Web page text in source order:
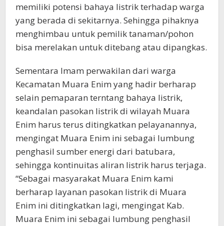
memiliki potensi bahaya listrik terhadap warga
yang berada di sekitarnya. Sehingga pihaknya
menghimbau untuk pemilik tanaman/pohon
bisa merelakan untuk ditebang atau dipangkas.
Sementara Imam perwakilan dari warga
Kecamatan Muara Enim yang hadir berharap
selain pemaparan terntang bahaya listrik,
keandalan pasokan listrik di wilayah Muara
Enim harus terus ditingkatkan pelayanannya,
mengingat Muara Enim ini sebagai lumbung
penghasil sumber energi dari batubara,
sehingga kontinuitas aliran listrik harus terjaga.
“Sebagai masyarakat Muara Enim kami
berharap layanan pasokan listrik di Muara
Enim ini ditingkatkan lagi, mengingat Kab.
Muara Enim ini sebagai lumbung penghasil